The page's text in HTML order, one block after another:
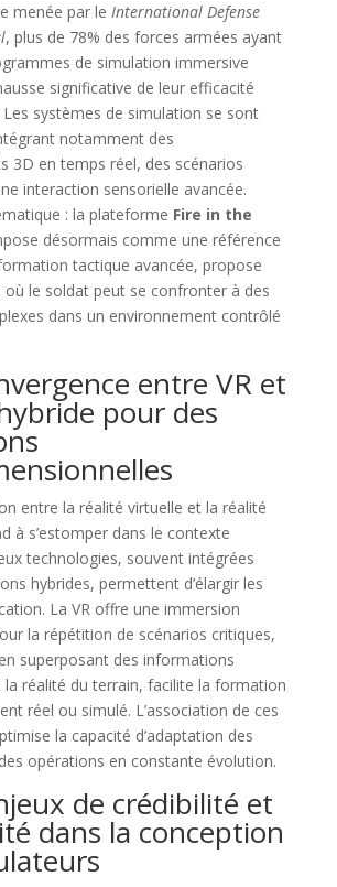
menée par le International Defense
, plus de 78% des forces armées ayant
de simulation immersive
significative de leur efficacité
systèmes de simulation se sont
notamment des
3D en temps réel, des scénarios
interaction sensorielle avancée.
: la plateforme Fire in the
désormais comme une référence
tactique avancée, propose
où le soldat peut se confronter à des
dans un environnement contrôlé
entre VR et
pour des
entre la réalité virtuelle et la réalité
à s’estomper dans le contexte
technologies, souvent intégrées
hybrides, permettent d’élargir les
La VR offre une immersion
la répétition de scénarios critiques,
en superposant des informations
la réalité du terrain, facilite la formation
réel ou simulé. L’association de ces
la capacité d’adaptation des
opérations en constante évolution.
de crédibilité et
dans la conception